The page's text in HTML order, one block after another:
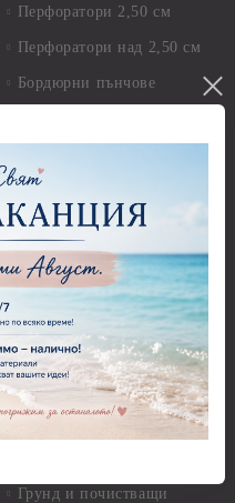
Перфоратори 2,50 см
Перфоратори над 2,50 см
Бордюрни пънчове
Фигури - кръгове, овали
Перфоратори - Сърца и
Перфоратори - Цветя, листа
и клонки
Перфоратори - Детски
Перфоратори - Животни
Перфоратори - Коледни и
Зимни
Грунд и почистващи